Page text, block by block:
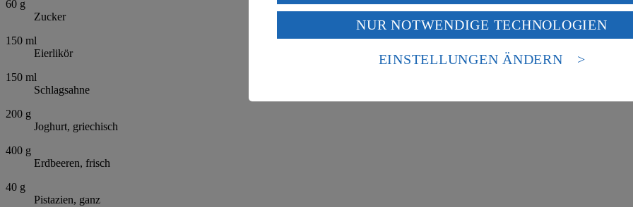
60 g
Zucker
150 ml
Eierlikör
150 ml
Schlagsahne
200 g
Joghurt, griechisch
400 g
Erdbeeren, frisch
40 g
Pistazien, ganz
Wenn du auf „Aktivieren“ klickst, willigst du im Sinne des Art. 49 Abs. 1 Satz 1 lit.
ein, dass deine Daten in den USA verarbeitet werden. Der EuGH sieht die USA als
einem nach europäischen Standards nicht angemessenen Datenschutzniveau an. Es
Risiko eines Zugriffs durch US-amerikanische Behörden.
NUR NOTWENDIGE TECHNOLOGIEN
EINSTELLUNGEN ÄNDERN